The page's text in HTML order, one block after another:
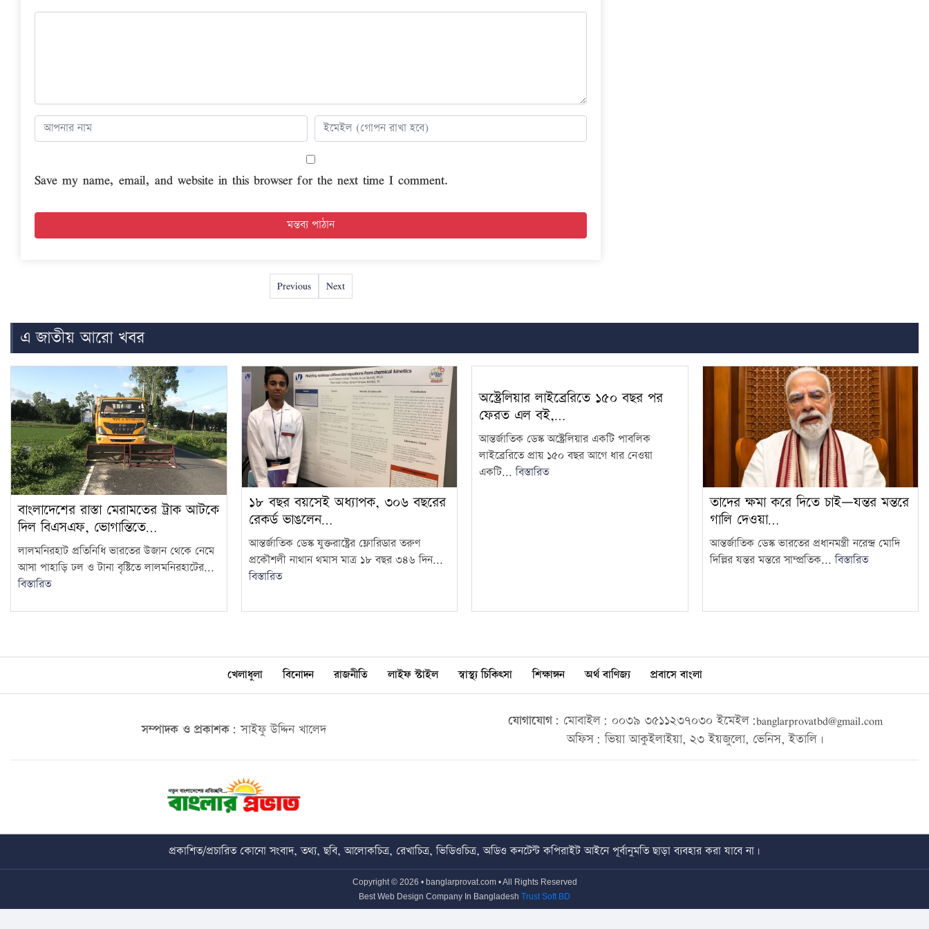
Save my name, email, and website in this browser for the next time I comment.
Previous Next
এ জাতীয় আরো খবর
বাংলাদেশের রাস্তা মেরামতের ট্রাক আটকে
দিল বিএসএফ, ভোগান্তিতে…
লালমনিরহাট প্রতিনিধি ভারতের উজান থেকে নেমে
আসা পাহাড়ি ঢল ও টানা বৃষ্টিতে লালমনিরহাটের...
বিস্তারিত
১৮ বছর বয়সেই অধ্যাপক, ৩০৬ বছরের
রেকর্ড ভাঙলেন…
আন্তর্জাতিক ডেস্ক যুক্তরাষ্ট্রের ফ্লোরিডার তরুণ
প্রকৌশলী নাথান থমাস মাত্র ১৮ বছর ৩৪৬ দিন...
বিস্তারিত
অস্ট্রেলিয়ার লাইব্রেরিতে ১৫০ বছর পর
ফেরত এল বই,…
আন্তর্জাতিক ডেস্ক অস্ট্রেলিয়ার একটি পাবলিক
লাইব্রেরিতে প্রায় ১৫০ বছর আগে ধার নেওয়া
একটি...বিস্তারিত
তাদের ক্ষমা করে দিতে চাই—যন্তর মন্তরে
গালি দেওয়া…
আন্তর্জাতিক ডেস্ক ভারতের প্রধানমন্ত্রী নরেন্দ্র মোদি
দিল্লির যন্তর মন্তরে সাম্প্রতিক...বিস্তারিত
খেলাধুলা বিনোদন রাজনীতি লাইফ স্টাইল স্বাস্থ্য চিকিৎসা শিক্ষাঙ্গন অর্থ বাণিজ্য প্রবাসে বাংলা
সম্পাদক ও প্রকাশক: সাইফু উদ্দিন খালেদ
যোগাযোগ: মোবাইল: ০০৩৯ ৩৫১১২৩৭০৩০ ইমেইল:banglarprovatbd@gmail.com
অফিস: ভিয়া আকুইলাইয়া, ২৩ ইয়জুলো, ভেনিস, ইতালি।
প্রকাশিত/প্রচারিত কোনো সংবাদ, তথ্য, ছবি, আলোকচিত্র, রেখাচিত্র, ভিডিওচিত্র, অডিও কনটেন্ট কপিরাইট আইনে পূর্বানুমতি ছাড়া ব্যবহার করা যাবে না।
Copyright © 2026 • banglarprovat.com • All Rights Reserved
Best Web Design Company In Bangladesh Trust Soft BD